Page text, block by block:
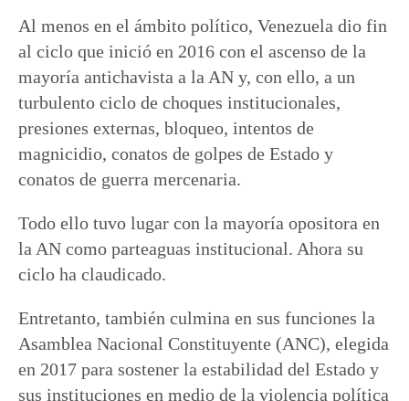
Al menos en el ámbito político, Venezuela dio fin
al ciclo que inició en 2016 con el ascenso de la
mayoría antichavista a la AN y, con ello, a un
turbulento ciclo de choques institucionales,
presiones externas, bloqueo, intentos de
magnicidio, conatos de golpes de Estado y
conatos de guerra mercenaria.
Todo ello tuvo lugar con la mayoría opositora en
la AN como parteaguas institucional. Ahora su
ciclo ha claudicado.
Entretanto, también culmina en sus funciones la
Asamblea Nacional Constituyente (ANC), elegida
en 2017 para sostener la estabilidad del Estado y
sus instituciones en medio de la violencia política